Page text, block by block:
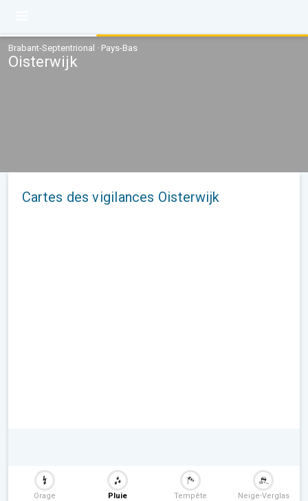
Brabant-Septentrional · Pays-Bas
Oisterwijk
Cartes des vigilances Oisterwijk
Orage Pluie Tempête Neige-Verglas